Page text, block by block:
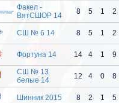
Факел -
ВятСШОР 14
8 5 1 2
СШ № 6 14 8 5 1 2
Фортуна 14 14 4 1 9
СШ № 13
белые 14
12 4 0 8
Шинник 2015 8 2 1 5